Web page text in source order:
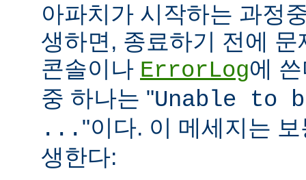
아파치가 시작하는 과정
생하면, 종료하기 전에
콘솔이나 ErrorLog에
중 하나는 "Unable to
... "이다. 이 메세지는
생한다: